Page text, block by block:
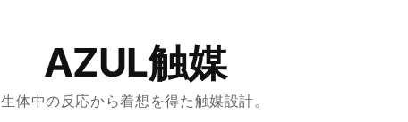
AZUL触媒
生体中の反応から着想を得た触媒設計。